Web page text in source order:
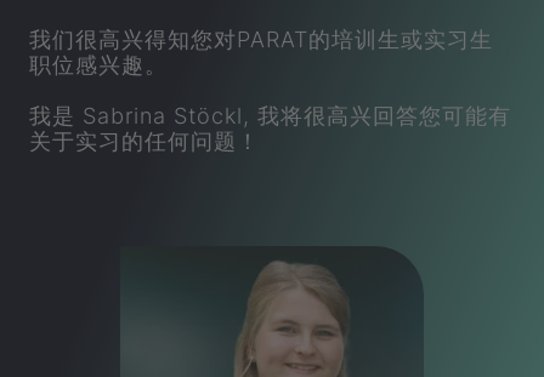
我们很高兴得知您对PARAT的培训生或实习生
职位感兴趣。
我是 Sabrina Stöckl, 我将很高兴回答您可能有
关于实习的任何问题！